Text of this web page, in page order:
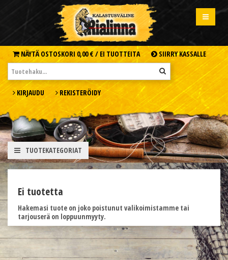
NÄYTÄ OSTOSKORI 0,00 € / EI TUOTTEITA SIIRRY KASSALLE
KIRJAUDU REKISTERÖIDY
TUOTEKATEGORIAT
Ei tuotetta
Hakemasi tuote on joko poistunut valikoimistamme tai
tarjouserä on loppuunmyyty.